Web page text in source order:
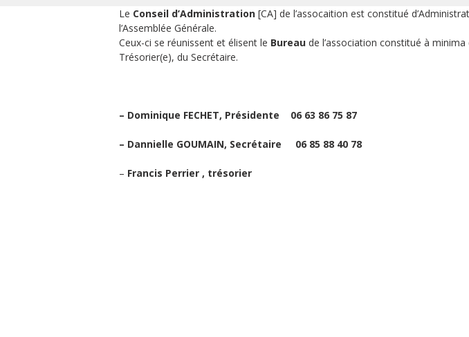
Le Conseil d’Administration [CA] de l’assocaition est constitué
l’Assemblée Générale.
Ceux-ci se réunissent et élisent le Bureau de l’association constitué à
Trésorier(e), du Secrétaire.
– Dominique FECHET, Présidente 06 63 86 75 87
– Dannielle GOUMAIN, Secrétaire 06 85 88 40 78
– Francis Perrier , trésorier